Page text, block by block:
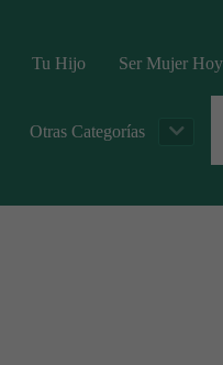
Tu Hijo Ser Mujer Hoy
Otras Categorías